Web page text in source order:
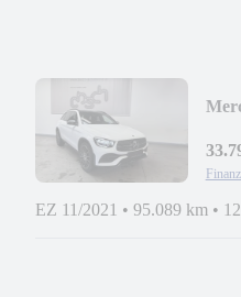
EZ 11/2021 • 95.089 km •